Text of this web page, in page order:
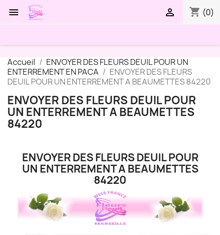
 shopping_cart (0)

Accueil
ENVOYER DES FLEURS DEUIL POUR UN
ENTERREMENT EN PACA
ENVOYER DES FLEURS
DEUIL POUR UN ENTERREMENT A BEAUMETTES 84220
ENVOYER DES FLEURS DEUIL POUR
UN ENTERREMENT A BEAUMETTES
84220
ENVOYER DES FLEURS DEUIL POUR
UN ENTERREMENT A BEAUMETTES
84220